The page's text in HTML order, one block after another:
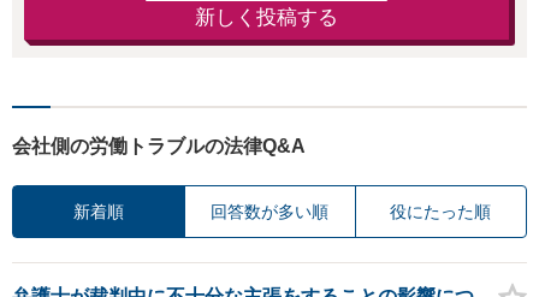
新しく投稿する
会社側の労働トラブルの法律Q&A
新着順 回答数が多い順 役にたった順